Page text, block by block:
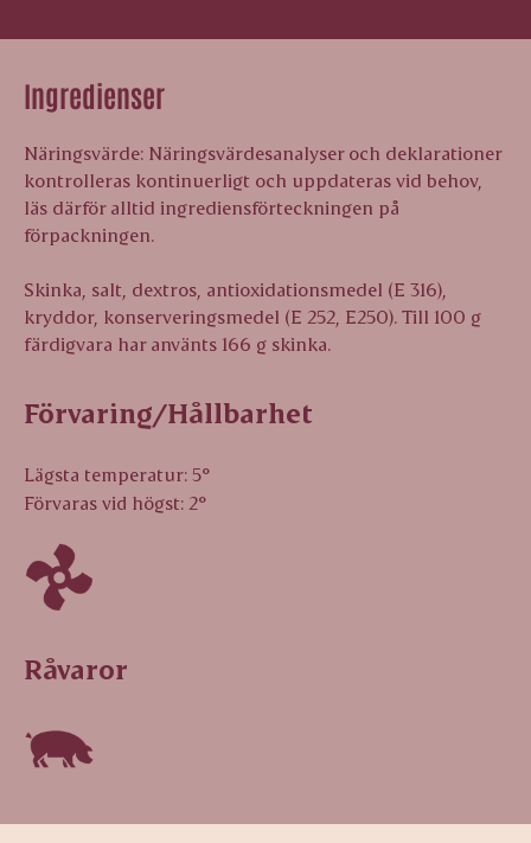
Ingredienser
Näringsvärde: Näringsvärdesanalyser och deklarationer
kontrolleras kontinuerligt och uppdateras vid behov,
läs därför alltid ingrediensförteckningen på
förpackningen.
Skinka, salt, dextros, antioxidationsmedel (E 316),
kryddor, konserveringsmedel (E 252, E250). Till 100 g
färdigvara har använts 166 g skinka.
Förvaring/Hållbarhet
Lägsta temperatur: 5°
Förvaras vid högst: 2°
Råvaror